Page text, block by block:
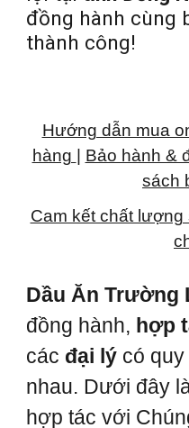
đồng hành cùng
thành công!
Hướng dẫn mua
hàng
Bảo hành &
sách
Cam kết chất lượng
Dầu Ăn Trường
đồng hành, hợp
các đại lý có
nhau. Dưới đây
hợp tác với